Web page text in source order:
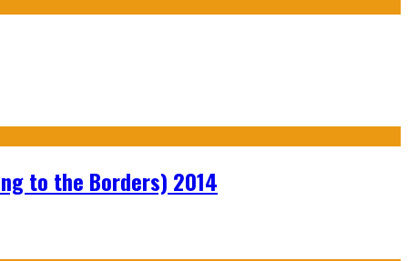
to the Borders) 2014